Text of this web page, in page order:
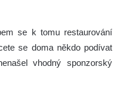
se k tomu restaurování
se doma někdo podívat
vhodný sponzorský